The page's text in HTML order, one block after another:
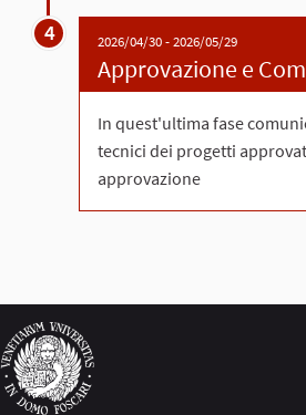
4 2026/04/30 - 2026/05/29
Approvazione e
In quest'ultima fase
tecnici dei progetti
approvazione